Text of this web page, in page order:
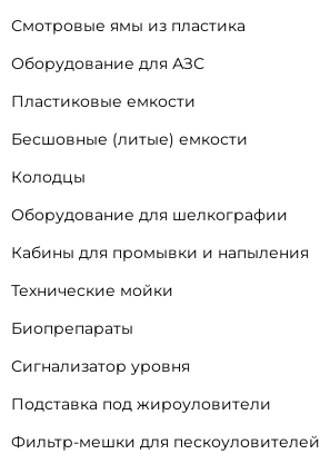
Смотровые ямы из пластика
Оборудование для АЗС
Пластиковые емкости
Бесшовные (литые) емкости
Колодцы
Оборудование для шелкографии
Кабины для промывки и напыления
Технические мойки
Биопрепараты
Сигнализатор уровня
Подставка под жироуловители
Фильтр-мешки для пескоуловителей